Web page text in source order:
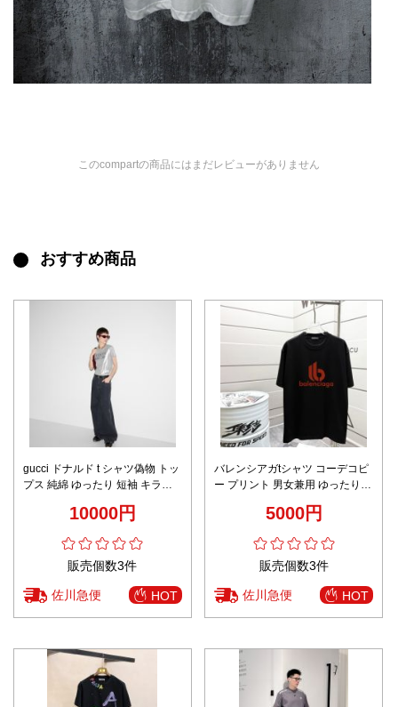
このcompartの商品にはまだレビューがありません
おすすめ商品
gucci ドナルド t シャツ偽物 トッ
プス 純綿 ゆったり 短袖 キラキ
10000円
販売個数3件
佐川急便 HOT
バレンシアガtシャツ コーデコピ
ー プリント 男女兼用 ゆったり
5000円
販売個数3件
佐川急便 HOT